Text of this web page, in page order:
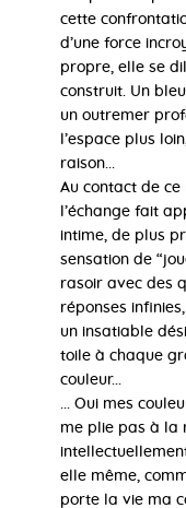
cette
d’une force
propre, elle se
construit. Un
un outremer
l’espace plus
raison...
Au contact de
l’échange fait
intime, de plus
sensation de
rasoir avec des
réponses
un insatiable
toile à chaque
couleur...
... Oui mes
me plie pas à la
elle même,
porte la vie ma